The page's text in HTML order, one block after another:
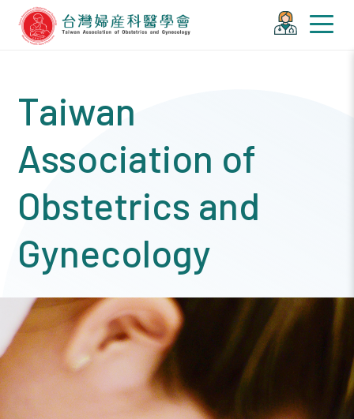
Taiwan
Association of
Obstetrics and
Gynecology